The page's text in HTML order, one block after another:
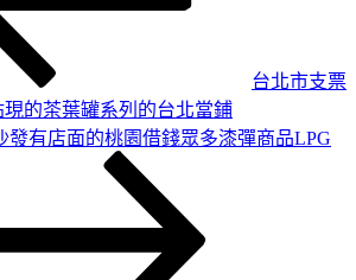
台北市支票
的茶葉罐系列的台北當鋪
發有店面的桃園借錢眾多漆彈商品LPG